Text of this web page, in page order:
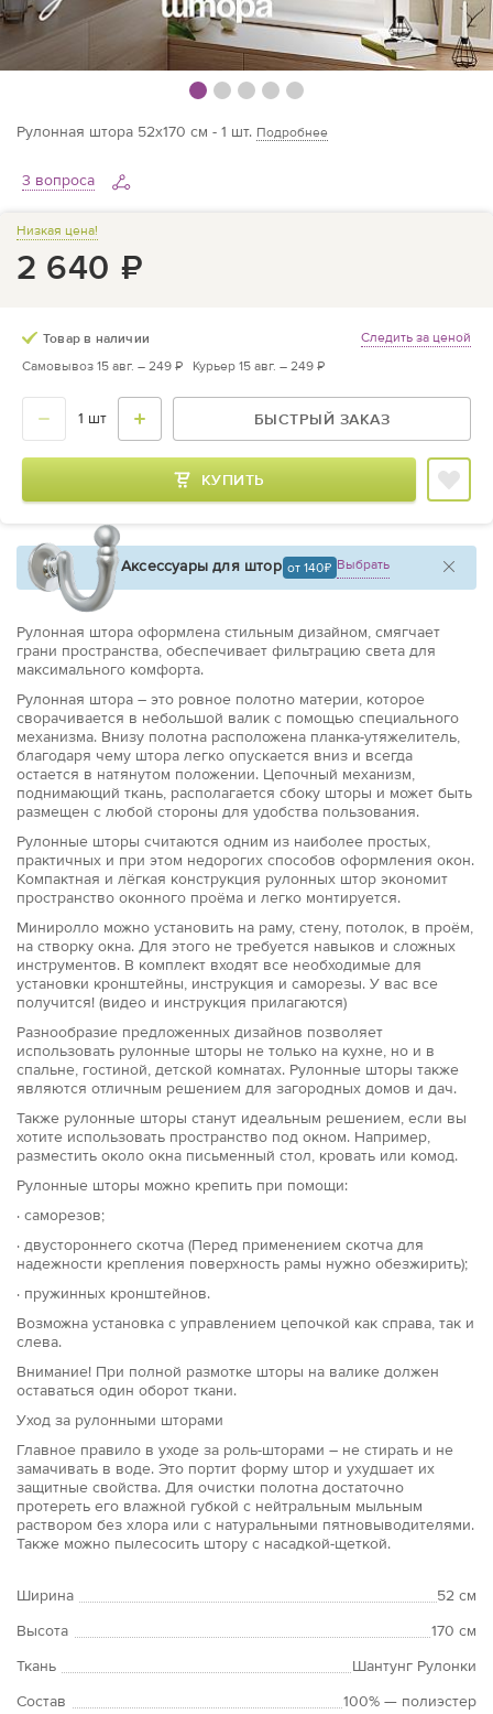
Рулонная штора 52х170 см - 1 шт. Подробнее
3 вопроса
Низкая цена!
2 640 ₽
Товар в наличии
Следить за ценой
Самовывоз 15 авг. – 249 ₽ Курьер 15 авг. – 249 ₽
БЫСТРЫЙ ЗАКАЗ
КУПИТЬ
Аксессуары для штор от 140 Выбрать
Рулонная штора оформлена стильным дизайном, смягчает
грани пространства, обеспечивает фильтрацию света для
максимального комфорта.
Рулонная штора – это ровное полотно материи, которое
сворачивается в небольшой валик с помощью специального
механизма. Внизу полотна расположена планка-утяжелитель,
благодаря чему штора легко опускается вниз и всегда
остается в натянутом положении. Цепочный механизм,
поднимающий ткань, располагается сбоку шторы и может быть
размещен с любой стороны для удобства пользования.
Рулонные шторы считаются одним из наиболее простых,
практичных и при этом недорогих способов оформления окон.
Компактная и лёгкая конструкция рулонных штор экономит
пространство оконного проёма и легко монтируется.
Миниролло можно установить на раму, стену, потолок, в проём,
на створку окна. Для этого не требуется навыков и сложных
инструментов. В комплект входят все необходимые для
установки кронштейны, инструкция и саморезы. У вас все
получится! (видео и инструкция прилагаются)
Разнообразие предложенных дизайнов позволяет
использовать рулонные шторы не только на кухне, но и в
спальне, гостиной, детской комнатах. Рулонные шторы также
являются отличным решением для загородных домов и дач.
Также рулонные шторы станут идеальным решением, если вы
хотите использовать пространство под окном. Например,
разместить около окна письменный стол, кровать или комод.
Рулонные шторы можно крепить при помощи:
· саморезов;
· двустороннего скотча (Перед применением скотча для
надежности крепления поверхность рамы нужно обезжирить);
· пружинных кронштейнов.
Возможна установка с управлением цепочкой как справа, так и
слева.
Внимание! При полной размотке шторы на валике должен
оставаться один оборот ткани.
Уход за рулонными шторами
Главное правило в уходе за роль-шторами – не стирать и не
замачивать в воде. Это портит форму штор и ухудшает их
защитные свойства. Для очистки полотна достаточно
протереть его влажной губкой с нейтральным мыльным
раствором без хлора или с натуральными пятновыводителями.
Также можно пылесосить штору с насадкой-щеткой.
Ширина
52 см
Высота
170 см
Ткань
Шантунг Рулонки
Состав
100% — полиэстер